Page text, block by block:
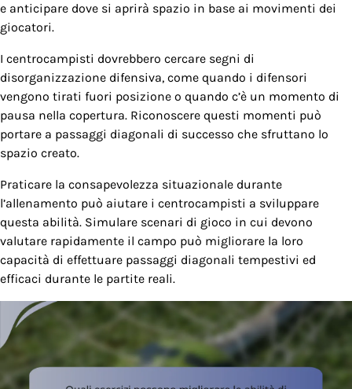
e anticipare dove si aprirà spazio in base ai movimenti dei
giocatori.
I centrocampisti dovrebbero cercare segni di
disorganizzazione difensiva, come quando i difensori
vengono tirati fuori posizione o quando c’è un momento di
pausa nella copertura. Riconoscere questi momenti può
portare a passaggi diagonali di successo che sfruttano lo
spazio creato.
Praticare la consapevolezza situazionale durante
l’allenamento può aiutare i centrocampisti a sviluppare
questa abilità. Simulare scenari di gioco in cui devono
valutare rapidamente il campo può migliorare la loro
capacità di effettuare passaggi diagonali tempestivi ed
efficaci durante le partite reali.